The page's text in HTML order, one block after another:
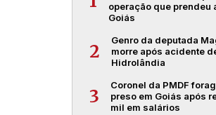
operação que prendeu
Goiás
2
Genro da deputada
morre após acidente
Hidrolândia
3
Coronel da PMDF
preso em Goiás após
mil em salários